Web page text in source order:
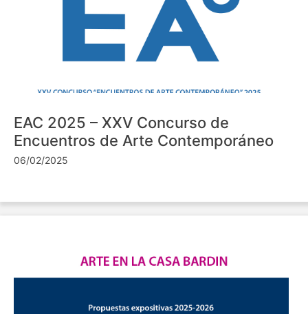
EAC 2025 – XXV Concurso de
Encuentros de Arte Contemporáneo
06/02/2025